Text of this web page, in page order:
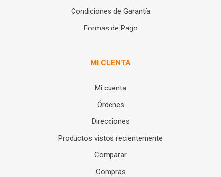
Condiciones de Garantía
Formas de Pago
MI CUENTA
Mi cuenta
Órdenes
Direcciones
Productos vistos recientemente
Comparar
Compras